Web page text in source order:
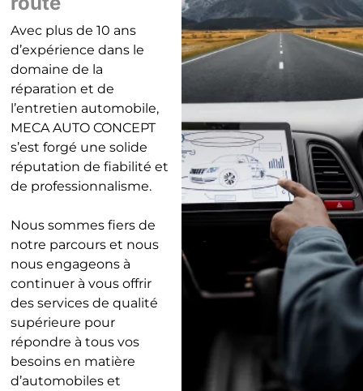
Avec plus de 10 ans
d’expérience dans le
domaine de la
réparation et de
l’entretien automobile,
MECA AUTO CONCEPT
s’est forgé une solide
réputation de fiabilité et
de professionnalisme.
Nous sommes fiers de
notre parcours et nous
nous engageons à
continuer à vous offrir
des services de qualité
supérieure pour
répondre à tous vos
besoins en matière
d’automobiles et